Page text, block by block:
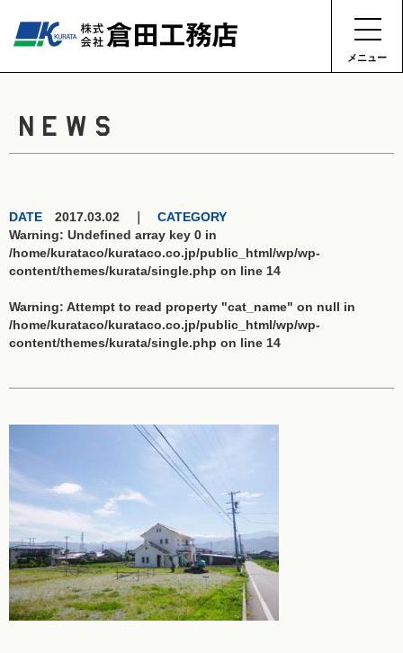
メニュー
NEWS
DATE 2017.03.02 ｜ CATEGORY
Warning: Undefined array key 0 in
/home/kurataco/kurataco.co.jp/public_html/wp/wp-
content/themes/kurata/single.php on line 14
Warning: Attempt to read property "cat_name" on null in
/home/kurataco/kurataco.co.jp/public_html/wp/wp-
content/themes/kurata/single.php on line 14